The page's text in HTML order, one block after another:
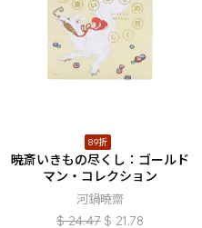
89折
暁斎いきもの尽くし：ゴールド
マン・コレクション
河鍋曉齋
$ 24.47 $ 21.78